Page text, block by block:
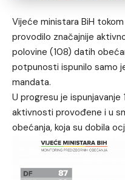
Vijeće ministara BiH
provodilo značajnije
polovine (108) datih
potpunosti ispunilo samo
mandata.
U progresu je
aktivnosti provođene i u
obećanja, koja su dobila